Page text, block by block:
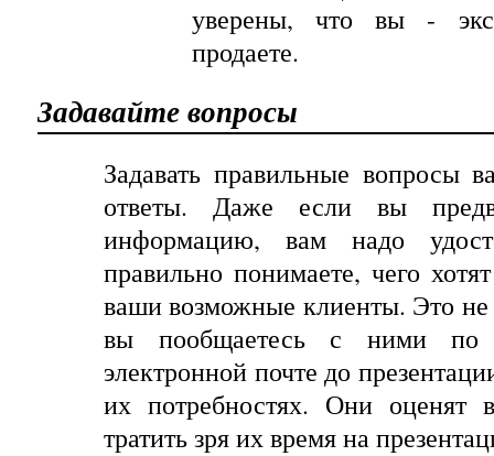
уверены, что вы -
продаете.
Задавайте вопросы
Задавать правильные вопросы
ответы. Даже если вы
информацию, вам надо
правильно понимаете, чего
ваши возможные клиенты. Это
вы пообщаетесь с ними по
электронной почте до
их потребностях. Они оценят
тратить зря их время на